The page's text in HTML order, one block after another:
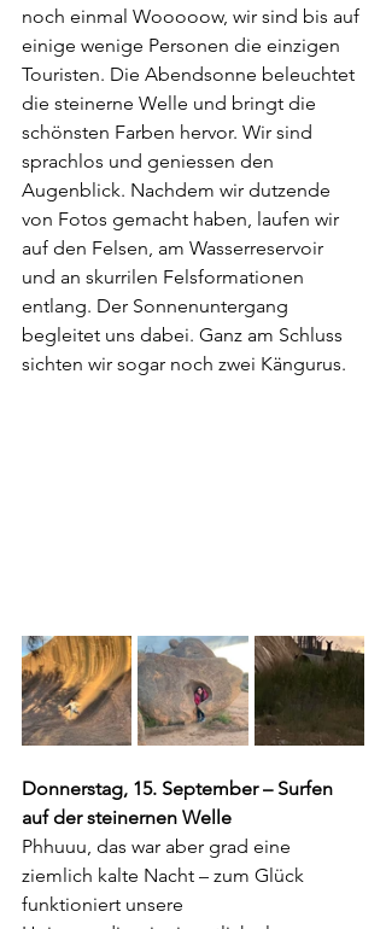
noch einmal Wooooow, wir sind bis auf
einige wenige Personen die einzigen
Touristen. Die Abendsonne beleuchtet
die steinerne Welle und bringt die
schönsten Farben hervor. Wir sind
sprachlos und geniessen den
Augenblick. Nachdem wir dutzende
von Fotos gemacht haben, laufen wir
auf den Felsen, am Wasserreservoir
und an skurrilen Felsformationen
entlang. Der Sonnenuntergang
begleitet uns dabei. Ganz am Schluss
sichten wir sogar noch zwei Kängurus.
Donnerstag, 15. September – Surfen
auf der steinernen Welle
Phhuuu, das war aber grad eine
ziemlich kalte Nacht – zum Glück
funktioniert unsere